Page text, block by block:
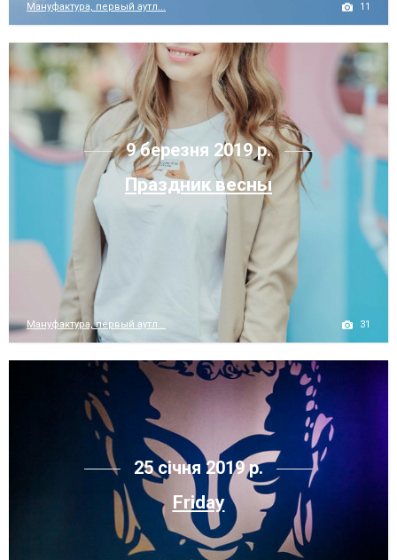
Мануфактура, первый аутл... 11
9 березня 2019 р.
Праздник весны
Мануфактура, первый аутл... 31
25 січня 2019 р.
Friday